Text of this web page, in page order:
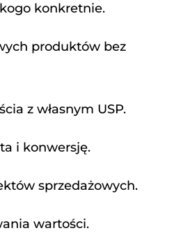
konkretnie.
produktów bez
z własnym USP.
i konwersję.
sprzedażowych.
wartości.